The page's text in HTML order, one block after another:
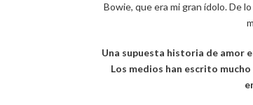
Bowie, que era mi gran ídolo. De
Una supuesta historia de amor
Los medios han escrito